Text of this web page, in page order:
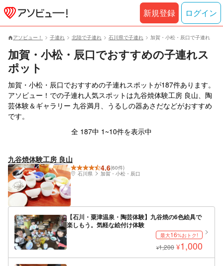
アソビュー！ 子連れ 北陸で子連れ 石川県で子連れ 加賀・小松・辰口で子連れ
加賀・小松・辰口でおすすめの子連れス
ポット
加賀・小松・辰口でおすすめの子連れスポットが187件あります。
アソビュー！での子連れ人気スポットは九谷焼体験工房 良山、陶
芸体験＆ギャラリー 九谷満月、うるしの器あさだなどがおすすめ
です。
全 187中 1~10件を表示中
九谷焼体験工房 良山
4.6(60件)
石川県
加賀・小松・辰口
【石川・粟津温泉・陶芸体験】九谷焼の6色絵具で
楽しもう。気軽な絵付け体験
最大16%おトク!
¥1,200 ¥1,000
新規登録 ログイン